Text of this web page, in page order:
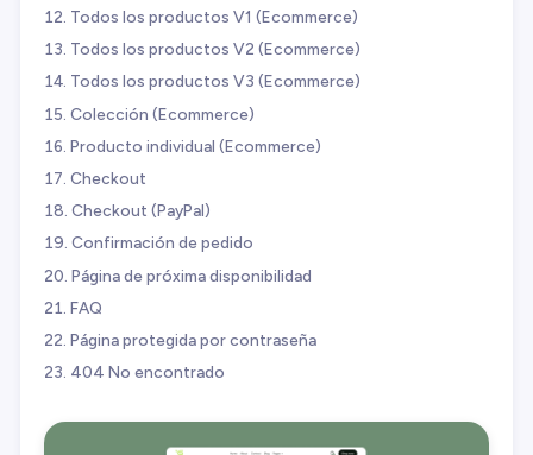
Todos los productos V1 (Ecommerce)
Todos los productos V2 (Ecommerce)
Todos los productos V3 (Ecommerce)
Colección (Ecommerce)
Producto individual (Ecommerce)
Checkout
Checkout (PayPal)
Confirmación de pedido
Página de próxima disponibilidad
FAQ
Página protegida por contraseña
404 No encontrado